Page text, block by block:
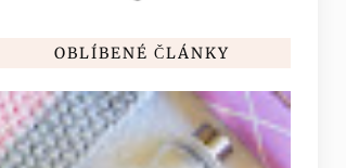
OBLÍBENÉ ČLÁNKY